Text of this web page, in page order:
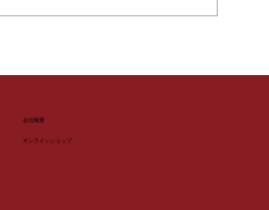
​会社概要
​オンラインショップ